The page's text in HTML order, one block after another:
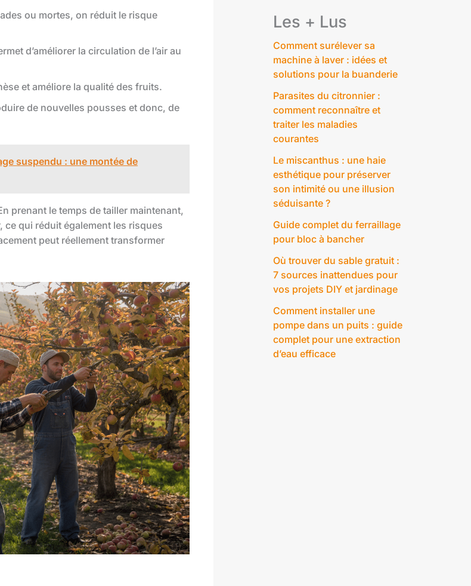
ou mortes, on réduit le risque
d’améliorer la circulation de l’air au
et améliore la qualité des fruits.
de nouvelles pousses et donc, de
suspendu : une montée de
prenant le temps de tailler maintenant,
ce qui réduit également les risques
peut réellement transformer
Les + Lus
Comment surélever sa
machine à laver : idées et
solutions pour la buanderie
Parasites du citronnier :
comment reconnaître et
traiter les maladies
courantes
Le miscanthus : une haie
esthétique pour préserver
son intimité ou une illusion
séduisante ?
Guide complet du ferraillage
pour bloc à bancher
Où trouver du sable gratuit :
7 sources inattendues pour
vos projets DIY et jardinage
Comment installer une
pompe dans un puits : guide
complet pour une extraction
d’eau efficace